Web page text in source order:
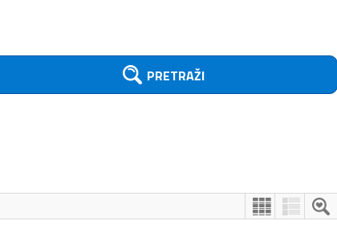
PRETRAŽI